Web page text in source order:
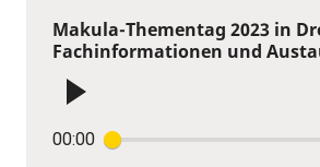
Makula-Thementag 2023 in
Fachinformationen und
00:00